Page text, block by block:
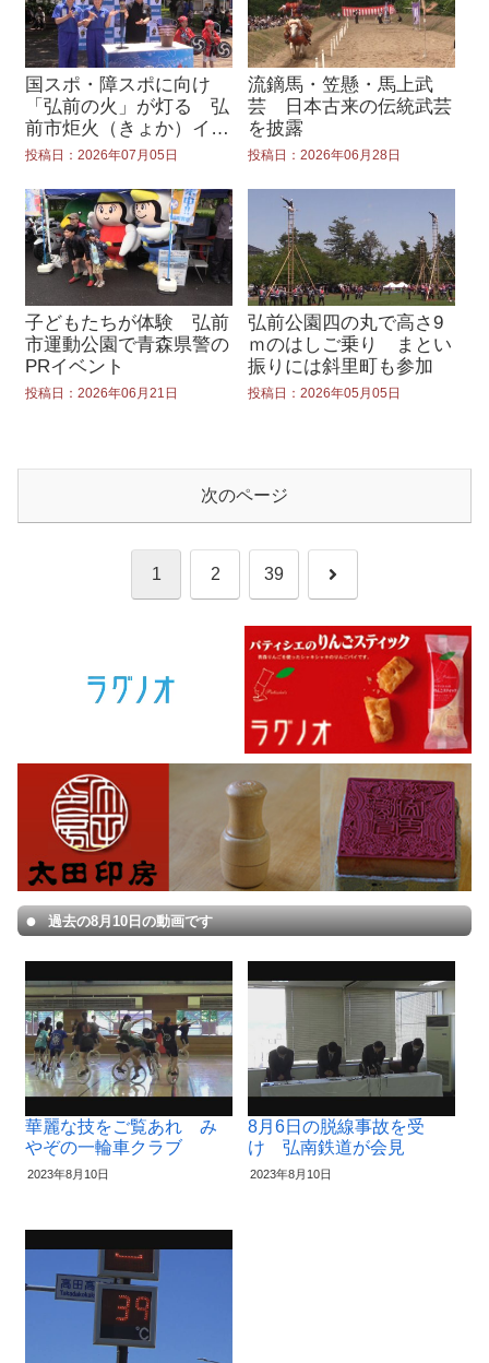
国スポ・障スポに向け
「弘前の火」が灯る 弘
前市炬火（きょか）イベ
ント開催
投稿日：2026年07月05日
流鏑馬・笠懸・馬上武
芸 日本古来の伝統武芸
を披露
投稿日：2026年06月28日
子どもたちが体験 弘前
市運動公園で青森県警の
PRイベント
投稿日：2026年06月21日
弘前公園四の丸で高さ9
ｍのはしご乗り まとい
振りには斜里町も参加
投稿日：2026年05月05日
次のページ
1 2 39 次
へ
過去の8月10日の動画です
華麗な技をご覧あれ み
やぞの一輪車クラブ
2023年8月10日
8月6日の脱線事故を受
け 弘南鉄道が会見
2023年8月10日